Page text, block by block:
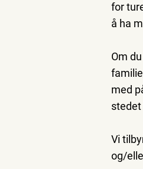
for
å ha
Om
med
Vi
og/